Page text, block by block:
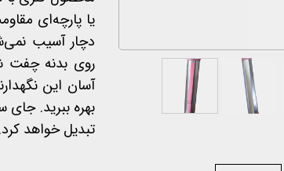
یا پارچه‌ای
دچار آسیب
روی بدنه چفت
آسان این
تبدیل خواهد کرد.